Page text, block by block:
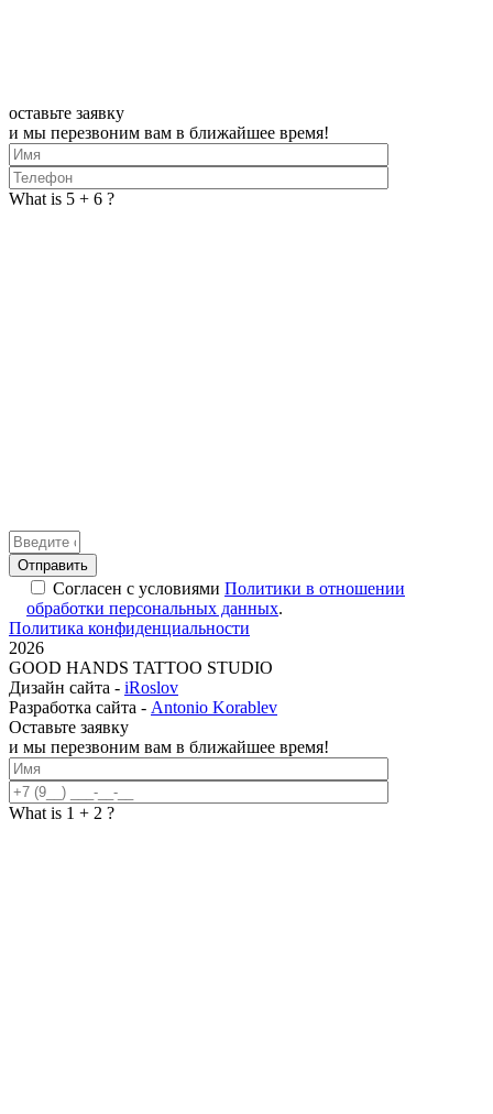
оставьте заявку
и мы перезвоним вам в ближайшее время!
What is 5 + 6 ?
Answer
for
5
6
Согласен с условиями Политики в отношении
обработки персональных данных.
Политика конфиденциальности
2026
GOOD HANDS TATTOO STUDIO
Дизайн сайта - iRoslov
Разработка сайта - Antonio Korablev
Оставьте заявку
и мы перезвоним вам в ближайшее время!
What is 1 + 2 ?